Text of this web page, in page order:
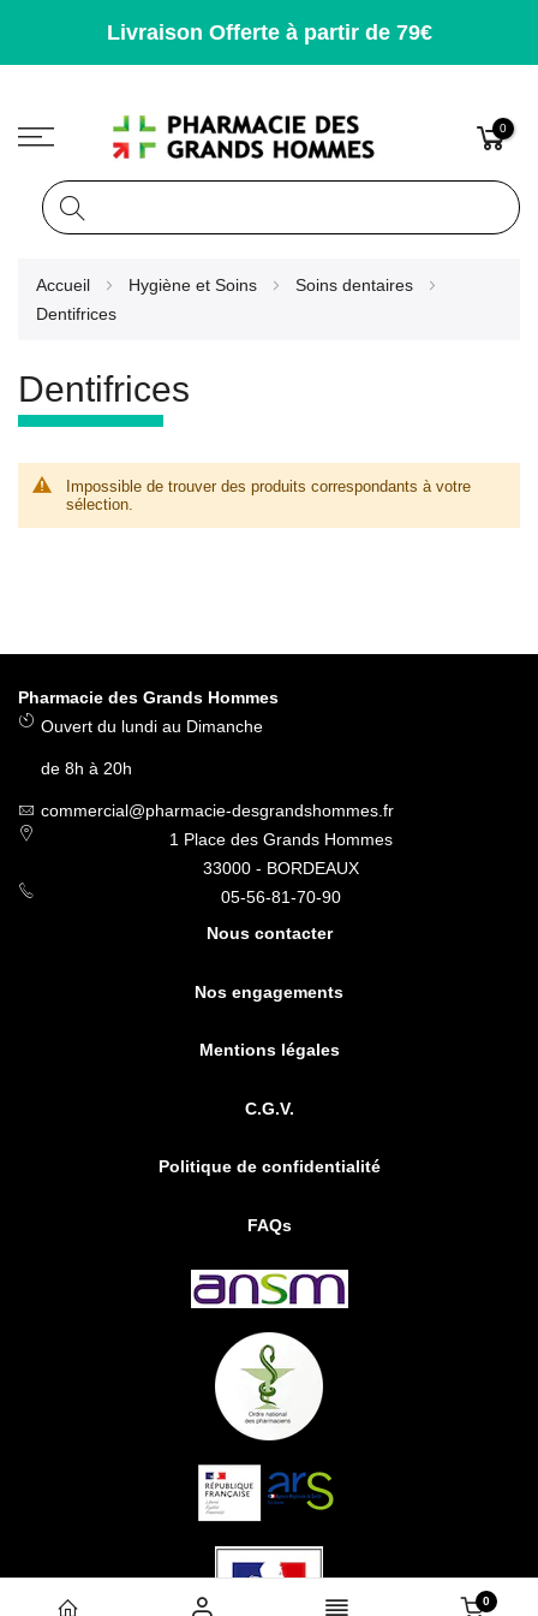
Livraison Offerte à partir de 79€
0
Accueil Hygiène et Soins
Soins dentaires
Dentifrices
Dentifrices
Impossible de trouver des produits correspondants à votre
sélection.
Pharmacie des Grands Hommes
Ouvert du lundi au Dimanche
de 8h à 20h
commercial@pharmacie-desgrandshommes.fr
1 Place des Grands Hommes
33000 - BORDEAUX
05-56-81-70-90
Nous contacter
Nos engagements
Mentions légales
C.G.V.
Politique de confidentialité
FAQs
0